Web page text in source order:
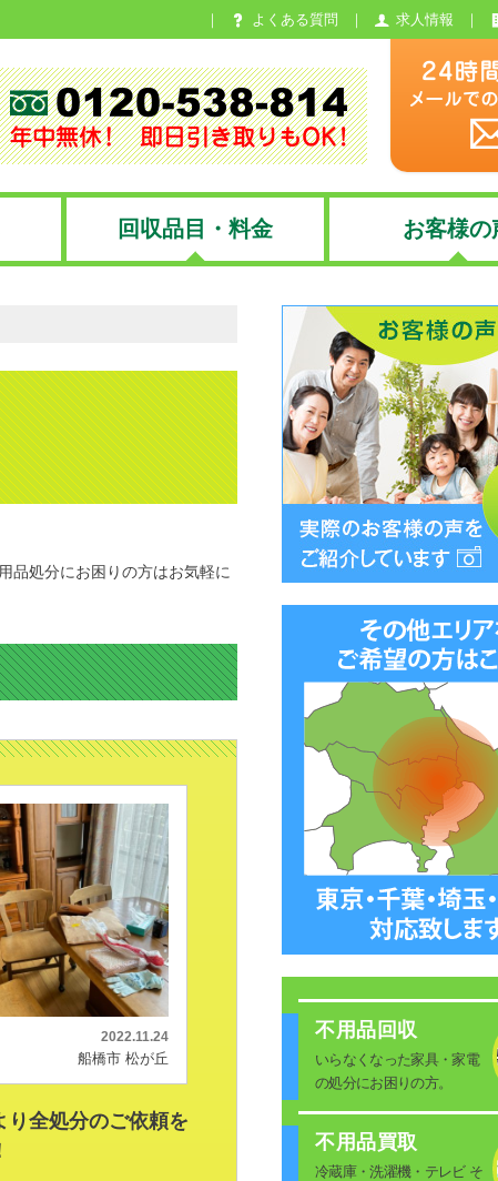
よくある質問 求人情報
回収品目・料金 お客様の
品処分にお困りの方はお気軽に
2022.11.24
船橋市 松が丘
り全処分のご依頼を
不用品回収
いらなくなった家具・家電
の処分にお困りの方。
不用品買取
冷蔵庫・洗濯機・テレビ そ